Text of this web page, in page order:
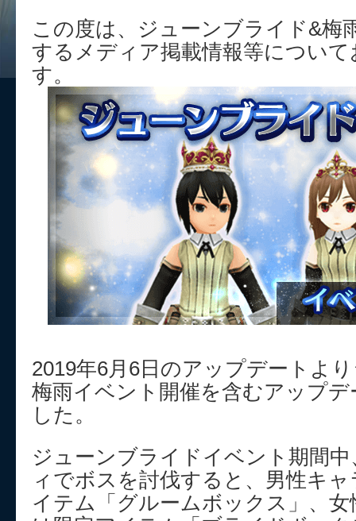
この度は、ジューンブライド&梅
するメディア掲載情報等につい
す。
2019年6月6日のアップデートよ
梅雨イベント開催を含むアップ
した。
ジューンブライドイベント期間
ィでボスを討伐すると、男性キ
イテム「グルームボックス」、